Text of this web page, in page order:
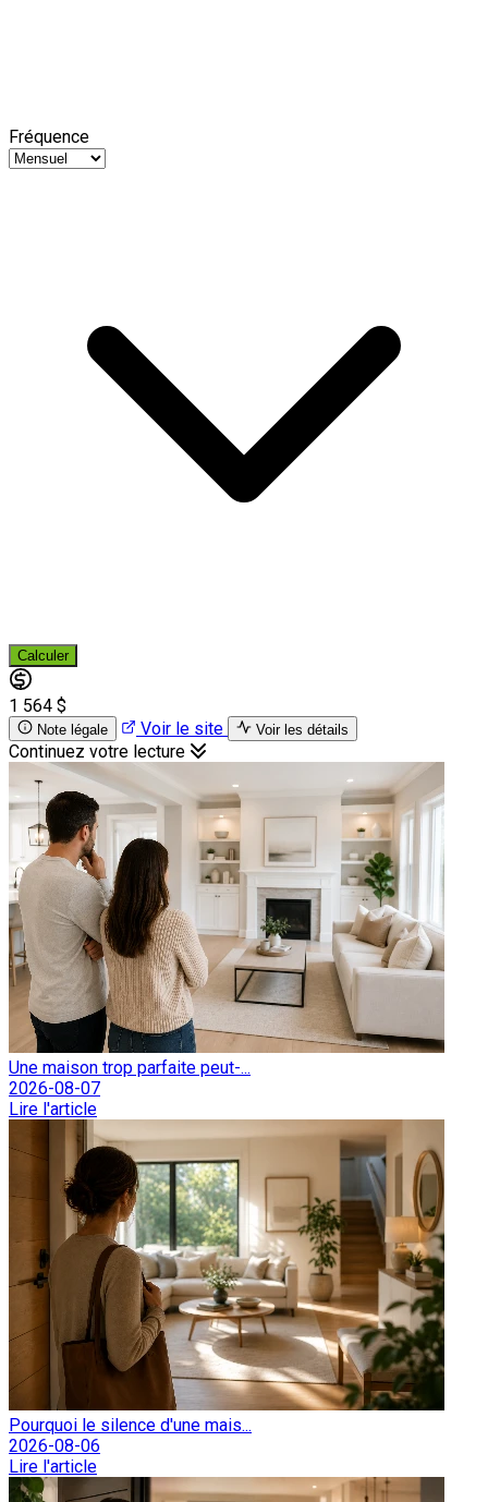
Fréquence
Calculer
1 564 $
Note légale Voir le site Voir les détails
Continuez votre lecture
Une maison trop parfaite peut-...
2026-08-07
Lire l'article
Pourquoi le silence d'une mais...
2026-08-06
Lire l'article